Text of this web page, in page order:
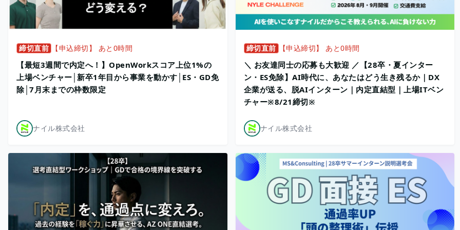
締切直前 【申込締切】 あと0時間
【最短3週間で内定へ！】OpenWorkスコア上位1%の
上場ベンチャー│新卒1年目から事業を動かす│ES・GD免
除│7月末までの枠数限定
ナイル株式会社
締切直前 【申込締切】 あと0時間
＼ お友達同士の応募も大歓迎 ／【28卒・夏インター
ン・ES免除】AI時代に、あなたはどう生き残るか｜DX
企業が送る、脱AIインターン｜内定直結型｜上場ITベン
チャー※8/21締切※
ナイル株式会社